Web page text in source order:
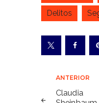
Delitos
de
ANTERIOR
Claudia